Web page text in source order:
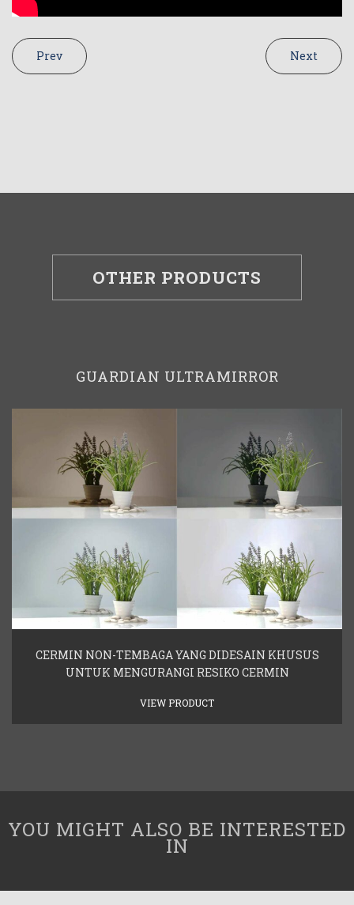
Prev Next
OTHER PRODUCTS
GUARDIAN ULTRAMIRROR
CERMIN NON-TEMBAGA YANG DIDESAIN KHUSUS
UNTUK MENGURANGI RESIKO CERMIN
VIEW PRODUCT
YOU MIGHT ALSO BE INTERESTED
IN